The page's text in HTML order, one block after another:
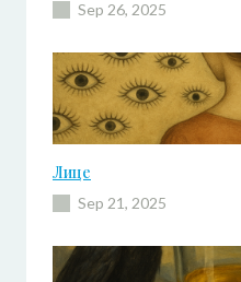
Sep 26, 2025
Лице
Sep 21, 2025